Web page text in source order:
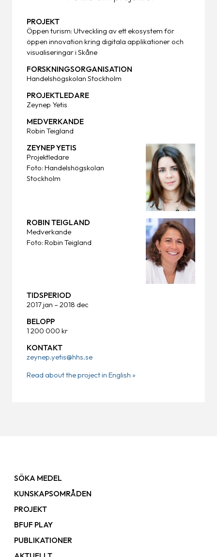
PROJEKT
Öppen turism: Utveckling av ett ekosystem för
öppen innovation kring digitala applikationer och
visualiseringar i Skåne
FORSKNINGSORGANISATION
Handelshögskolan Stockholm
PROJEKTLEDARE
Zeynep Yetis
MEDVERKANDE
Robin Teigland
TIDSPERIOD
2017 jan – 2018 dec
BELOPP
1 200 000 kr
KONTAKT
zeynep.yetis@hhs.se
Read about the project in English »
ZEYNEP YETIS
Projektledare
Foto: Handelshögskolan
Stockholm
ROBIN TEIGLAND
Medverkande
Foto: Robin Teigland
SÖKA MEDEL
KUNSKAPSOMRÅDEN
PROJEKT
BFUF PLAY
PUBLIKATIONER